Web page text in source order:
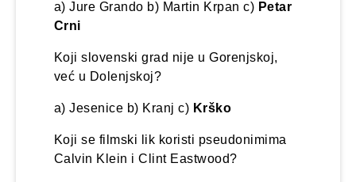
a) Jure Grando b) Martin Krpan c) Petar
Crni
Koji slovenski grad nije u Gorenjskoj,
već u Dolenjskoj?
a) Jesenice b) Kranj c) Krško
Koji se filmski lik koristi pseudonimima
Calvin Klein i Clint Eastwood?